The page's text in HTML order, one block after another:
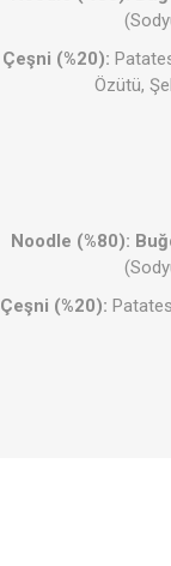
Çeşni (%20):
Özütü,
Noodle (%80):
Çeşni (%20):